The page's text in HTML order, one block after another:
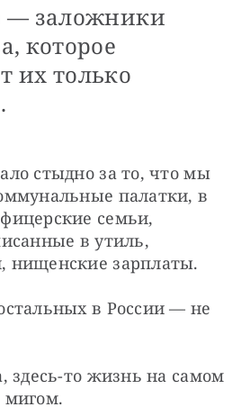
— заложники
которое
их только
стыдно за то, что мы
палатки, в
семьи,
в утиль,
нищенские зарплаты.
в России — не
здесь-то жизнь на самом
мигом.